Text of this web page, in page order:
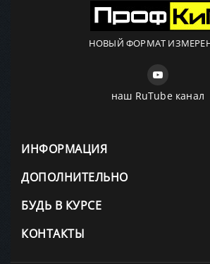
НОВЫЙ ФОРМАТ
наш RuTube канал
ИНФОРМАЦИЯ
ДОПОЛНИТЕЛЬНО
БУДЬ В КУРСЕ
КОНТАКТЫ